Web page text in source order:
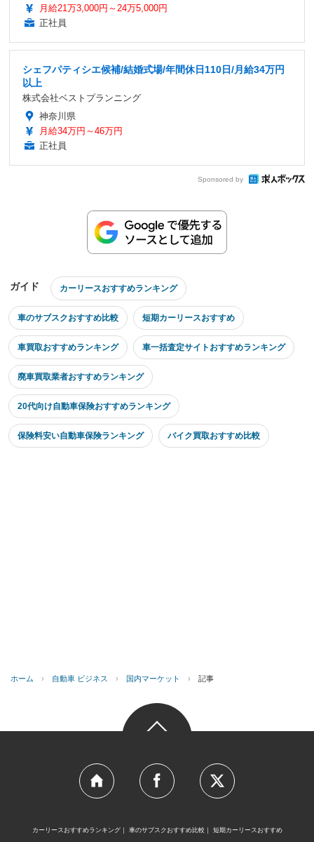
月給21万3,000円～24万5,000円
正社員
シェフパティシエ候補/結婚式場/年間休日110日/月給34万円
以上
株式会社ベストプランニング
神奈川県
月給34万円～46万円
正社員
Sponsored by
ガイド カーリースおすすめランキング
車のサブスクおすすめ比較 短期カーリースおすすめ
車買取おすすめランキング 車一括査定サイトおすすめランキング
廃車買取業者おすすめランキング
20代向け自動車保険おすすめランキング
保険料安い自動車保険ランキング バイク買取おすすめ比較
ホーム › 自動車 ビジネス › 国内マーケット › 記事
カーリースおすすめランキング 車のサブスクおすすめ比較 短期カーリースおすすめ